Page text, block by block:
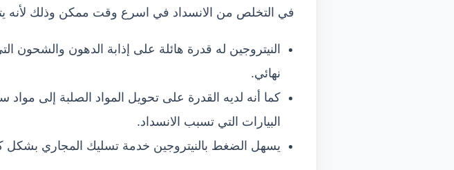
في التخلص من الانسداد في اسرع وقت ممكن وذلك لأنه
النيتروجين له قدرة هائلة على إذابة الدهون
نهائي.
كما أنه لديه القدرة على تحويل المواد الصلبة إلى مواد
البيارات التي تسبب الانسداد.
يسهل الضغط بالنيتروجين خدمة تسليك المجاري